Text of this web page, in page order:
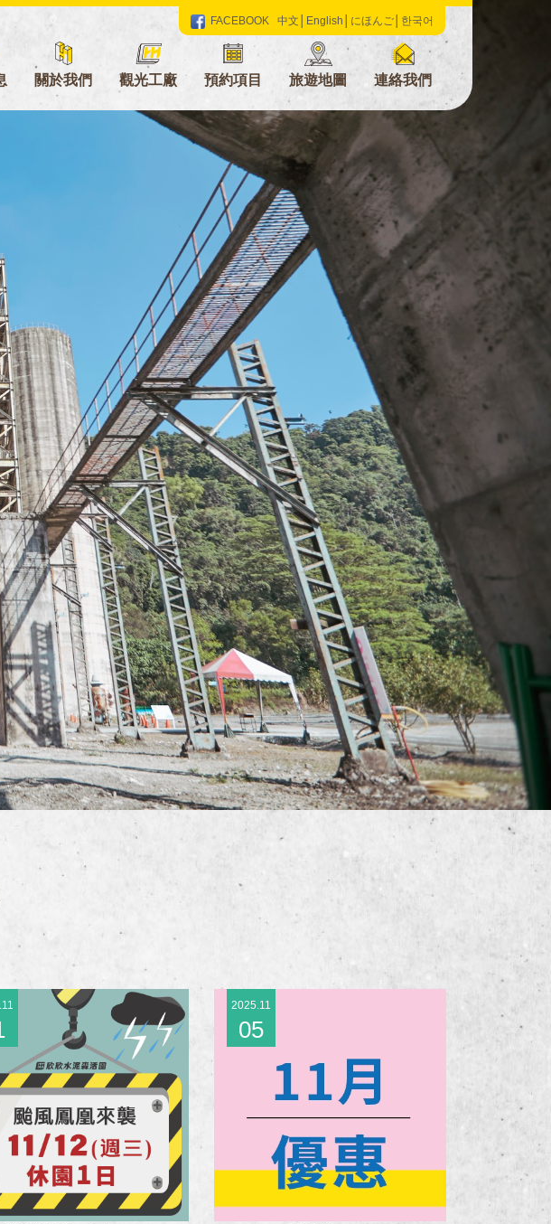
FACEBOOK 中文 English にほんご 한국어
關於我們 觀光工廠 預約項目 旅遊地圖 連絡我們
2025.11
05